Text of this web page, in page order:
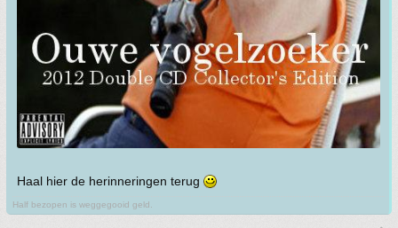
Haal hier de herinneringen terug
Half bezopen is weggegooid geld.